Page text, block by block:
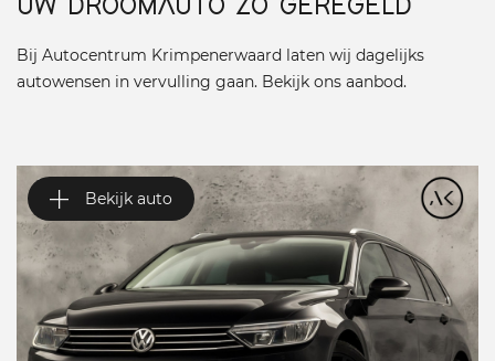
UW DROOMAUTO ZO GEREGELD
Bij Autocentrum Krimpenerwaard laten wij dagelijks
autowensen in vervulling gaan. Bekijk ons aanbod.
Bekijk auto